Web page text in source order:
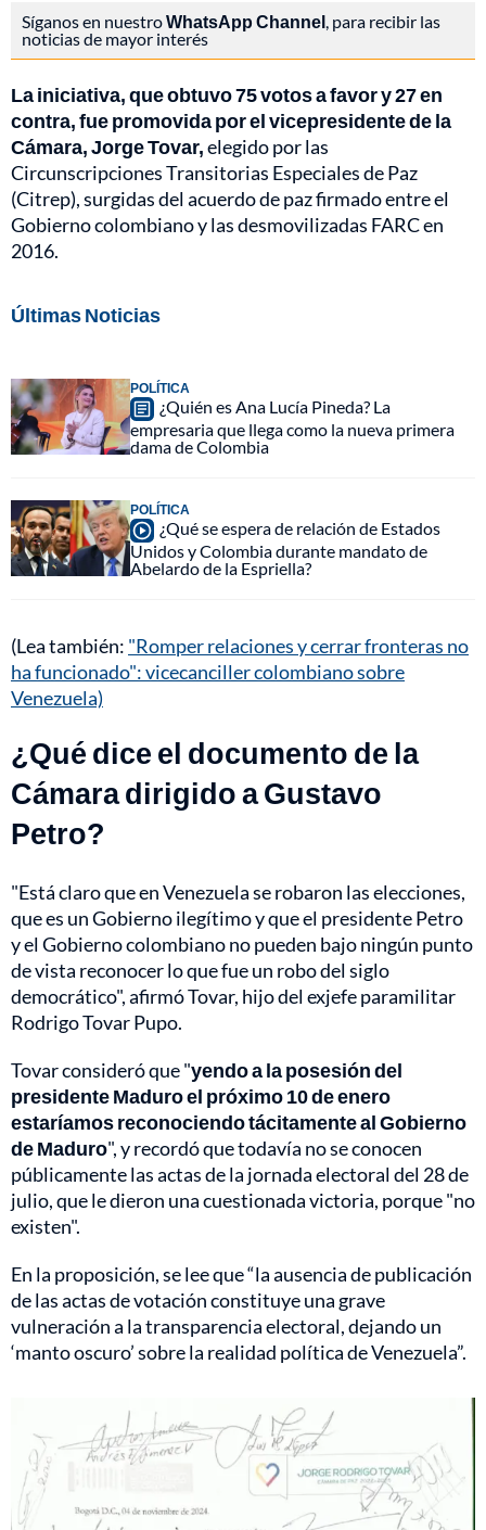
Síganos en nuestroWhatsApp Channel, para recibir las
noticias de mayor interés
La iniciativa, que obtuvo 75 votos a favor y 27 en
contra, fue promovida por el vicepresidente de la
Cámara, Jorge Tovar,elegido por las
Circunscripciones Transitorias Especiales de Paz
(Citrep), surgidas del acuerdo de paz firmado entre el
Gobierno colombiano y las desmovilizadas FARC en
2016.
Últimas Noticias
POLÍTICA
¿Quién es Ana Lucía Pineda? La
empresaria que llega como la nueva primera
dama de Colombia
POLÍTICA
¿Qué se espera de relación de Estados
Unidos y Colombia durante mandato de
Abelardo de la Espriella?
(Lea también: "Romper relaciones y cerrar fronteras no
ha funcionado": vicecanciller colombiano sobre
Venezuela)
¿Qué dice el documento de la
Cámara dirigido a Gustavo
Petro?
"Está claro que en Venezuela se robaron las elecciones,
que es un Gobierno ilegítimo y que el presidente Petro
y el Gobierno colombiano no pueden bajo ningún punto
de vista reconocer lo que fue un robo del siglo
democrático", afirmó Tovar, hijo del exjefe paramilitar
Rodrigo Tovar Pupo.
Tovar consideró que "yendo a la posesión del
presidente Maduro el próximo 10 de enero
estaríamos reconociendo tácitamente al Gobierno
de Maduro", y recordó que todavía no se conocen
públicamente las actas de la jornada electoral del 28 de
julio, que le dieron una cuestionada victoria, porque "no
existen".
En la proposición, se lee que “la ausencia de publicación
de las actas de votación constituye una grave
vulneración a la transparencia electoral, dejando un
‘manto oscuro’ sobre la realidad política de Venezuela”.